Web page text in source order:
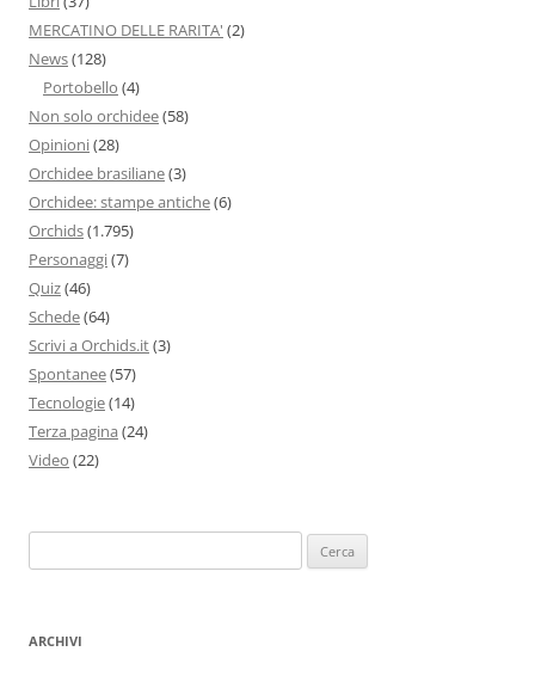
MERCATINO DELLE RARITA' (2)
News(128)
Portobello (4)
Non solo orchidee(58)
Opinioni(28)
Orchidee brasiliane(3)
Orchidee: stampe antiche(6)
Orchids(1.795)
Personaggi(7)
Quiz(46)
Schede(64)
Scrivi a Orchids.it(3)
Spontanee(57)
Tecnologie(14)
Terza pagina (24)
Video (22)
per:
ARCHIVI